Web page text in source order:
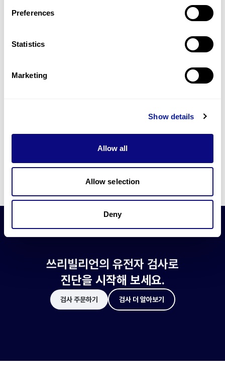
Preferences
Statistics
Marketing
Show details
Allow all
Allow selection
Deny
최신 유전학 정보 제공
블로그와 뉴스레터를 통해 최신 유전학 정보를 제공해 드립니다.
쓰리빌리언은 유전자 진단에 필요한 여러 기술의 개발과 도입에 힘쓰고 있습니
더 정확한 변이 해석과 높은 진단율을 위한 쓰리빌리언의 기술에 대해 알아보
쓰리빌리언의 유전자 검사로
진단을 시작해 보세요.
검사 주문하기 검사 더 알아보기